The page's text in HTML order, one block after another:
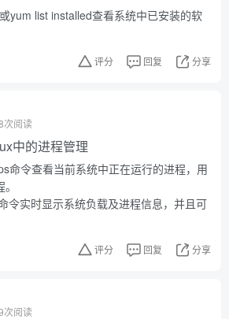
yum list installed查看系统中已安装的软
评分 回复 分享
次阅读
中的进程管理
命令查看当前系统中正在运行的进程，用
令实时显示系统负载及进程信息，并且可
评分 回复 分享
次阅读